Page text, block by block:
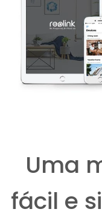
Uma
fácil e